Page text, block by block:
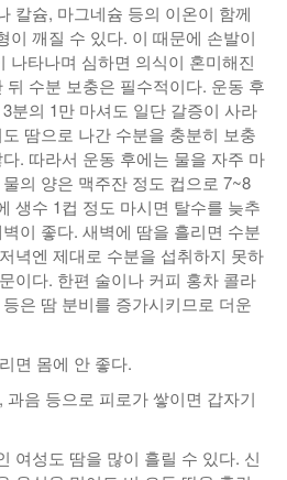
칼슘, 마그네슘 등의 이온이 함께
이 깨질 수 있다. 이 때문에 손발이
나타나며 심하면 의식이 혼미해진
수분 보충은 필수적이다. 운동 후
분의 1만 마셔도 일단 갈증이 사라
땀으로 나간 수분을 충분히 보충
. 따라서 운동 후에는 물을 자주 마
의 양은 맥주잔 정도 컵으로 7~8
생수 1컵 정도 마시면 탈수를 늦추
이 좋다. 새벽에 땀을 흘리면 수분
녁엔 제대로 수분을 섭취하지 못하
이다. 한편 술이나 커피 홍차 콜라
은 땀 분비를 증가시키므로 더운
면 몸에 안 좋다.
음 등으로 피로가 쌓이면 갑자기
여성도 땀을 많이 흘릴 수 있다. 신